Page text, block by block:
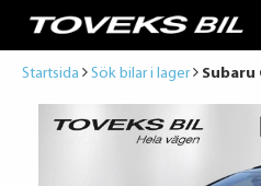
Startsida Sök bilar i lager Subaru